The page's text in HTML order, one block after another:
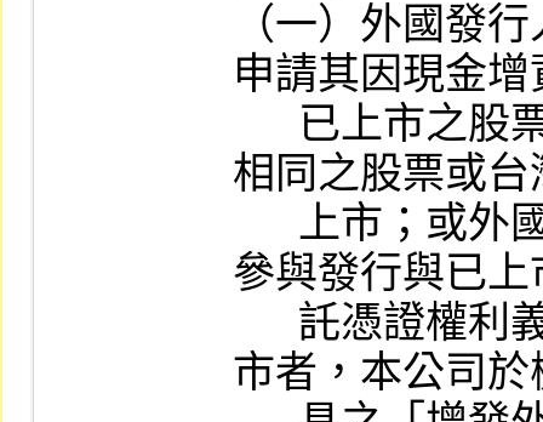
（一）外國發
申請其因現金
相同之股票或
參與發行與已
市者，本公司